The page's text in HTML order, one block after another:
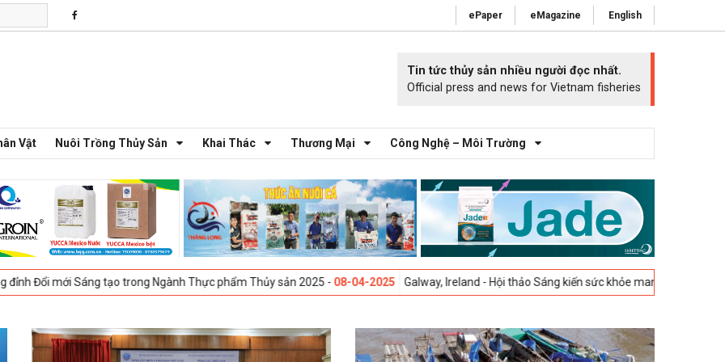
ePaper eMagazine English
Tin tức thủy sản nhiều người đọc nhất.
Official press and news for Vietnam fisheries
Vật Nuôi Trồng Thủy Sản Khai Thác Thương Mại Công Nghệ – Môi Trường
Sáng tạo trong Ngành Thực phẩm Thủy sản 2025 -08-04-2025 Galway, Ireland - Hội thảo Sáng kiến sức khỏe mang cá 2025 -